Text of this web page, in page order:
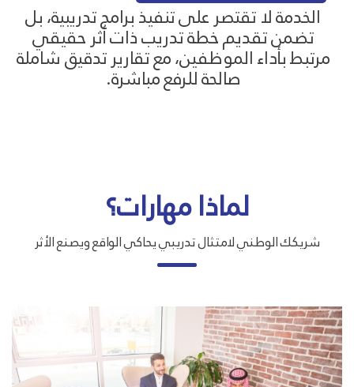
الخدمة لا تقتصر على تنفيذ برامج تدريبية، بل
تضمن تقديم خطة تدريب ذات أثر حقيقي
مرتبط بأداء الموظفين، مع تقارير تدقيق شاملة
صالحة للرفع مباشرة.
لماذا مهارات؟
شريكك الوطني لامتثال تدريبي يحاكي الواقع ويصنع الأثر